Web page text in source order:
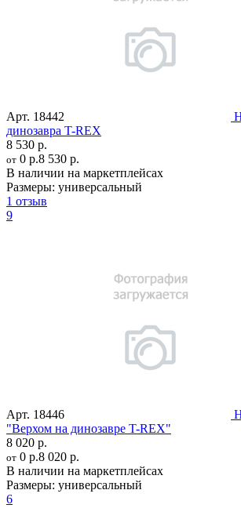
Арт. 18442
динозавра T-REX
8 530 р.
от 0 р.8 530 р.
В наличии на маркетплейсах
Размеры: универсальный
1 отзыв
9
Арт. 18446
"Верхом на динозавре T-REX"
8 020 р.
от 0 р.8 020 р.
В наличии на маркетплейсах
Размеры: универсальный
6